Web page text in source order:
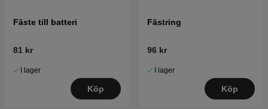
Fäste till batteri
81 kr
I lager
Köp
Fästring
96 kr
I lager
Köp